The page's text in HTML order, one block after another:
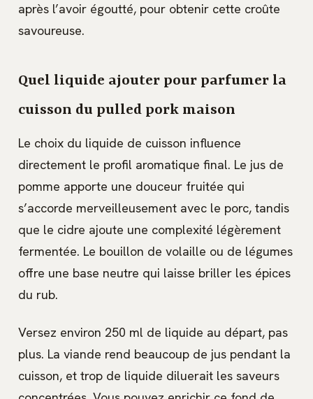
après l’avoir égoutté, pour obtenir cette croûte
savoureuse.
Quel liquide ajouter pour parfumer la
cuisson du pulled pork maison
Le choix du liquide de cuisson influence
directement le profil aromatique final. Le jus de
pomme apporte une douceur fruitée qui
s’accorde merveilleusement avec le porc, tandis
que le cidre ajoute une complexité légèrement
fermentée. Le bouillon de volaille ou de légumes
offre une base neutre qui laisse briller les épices
du rub.
Versez environ 250 ml de liquide au départ, pas
plus. La viande rend beaucoup de jus pendant la
cuisson, et trop de liquide diluerait les saveurs